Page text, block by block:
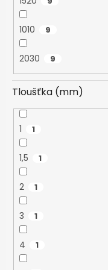
1010 9
2030 9
Tloušťka (mm)
1 1
1,5 1
2 1
3 1
4 1